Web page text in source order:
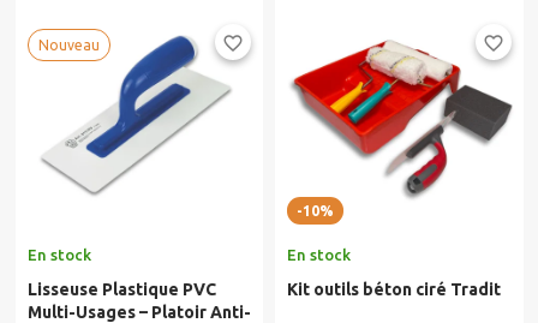
favorite_border
En stock
Lisseuse Plastique PVC
Multi-Usages – Platoir Anti-
Nouveau
-10%
favorite_border
En stock
Kit outils béton ciré Tradit